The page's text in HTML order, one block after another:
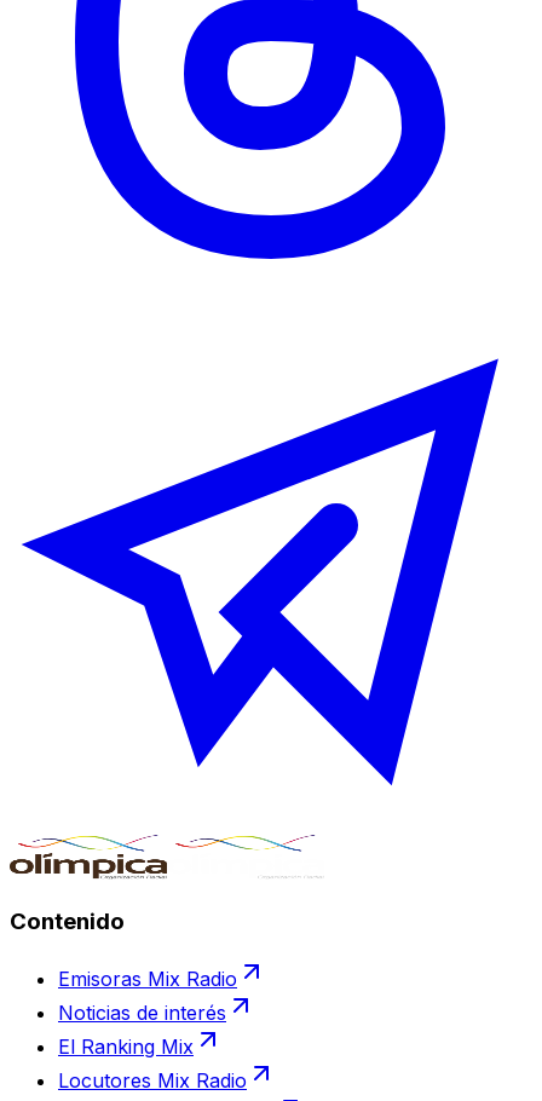
Contenido
Emisoras Mix Radio
Noticias de interés
El Ranking Mix
Locutores Mix Radio